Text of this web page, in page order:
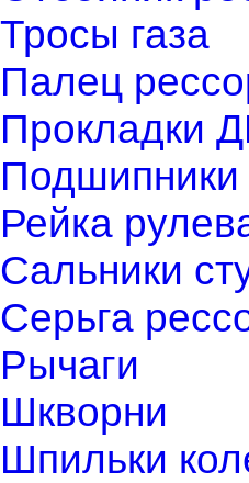
Тросы газа
Палец
Прокладки
Подшипники
Рейка
Сальники
Серьга
Рычаги
Шкворни
Шпильки